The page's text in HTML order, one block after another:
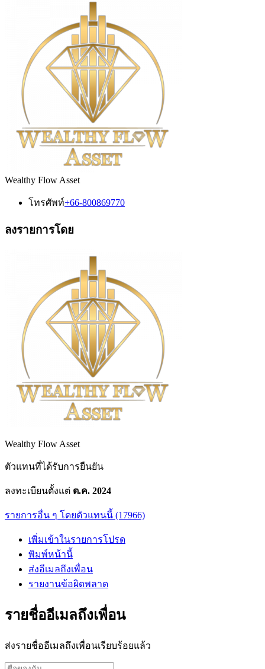
Wealthy Flow Asset
โทรศัพท์+66-800869770
ลงรายการโดย
Wealthy Flow Asset
ตัวแทนที่ได้รับการยืนยัน
ลงทะเบียนตั้งแต่ ต.ค. 2024
รายการอื่น ๆ โดยตัวแทนนี้ (17966)
เพิ่มเข้าในรายการโปรด
พิมพ์หน้านี้
ส่งอีเมลถึงเพื่อน
รายงานข้อผิดพลาด
รายชื่ออีเมลถึงเพื่อน
ส่งรายชื่ออีเมลถึงเพื่อนเรียบร้อยแล้ว